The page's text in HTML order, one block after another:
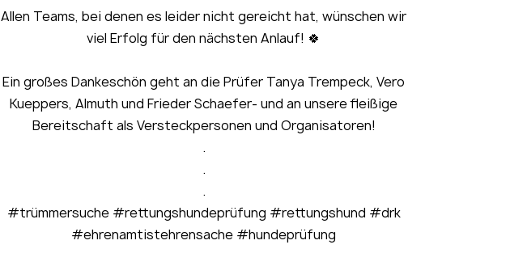
Allen Teams, bei denen es leider nicht gereicht hat, wünschen wir
viel Erfolg für den nächsten Anlauf! 🍀
Ein großes Dankeschön geht an die Prüfer Tanya Trempeck, Vero
Kueppers, Almuth und Frieder Schaefer- und an unsere fleißige
Bereitschaft als Versteckpersonen und Organisatoren!
.
.
.
#trümmersuche #rettungshundeprüfung #rettungshund #drk
#ehrenamtistehrensache #hundeprüfung